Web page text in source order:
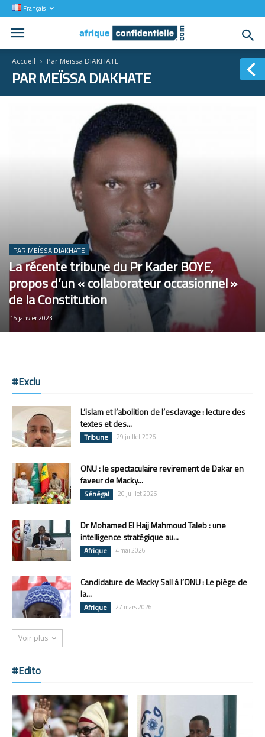
Français
Accueil Par Meïssa DIAKHATE
PAR MEÏSSA DIAKHATE
PAR MEÏSSA DIAKHATE
La récente tribune du Pr Kader BOYE,
propos d’un « collaborateur occasionnel »
de la Constitution
15 janvier 2023
#Exclu
L’islam et l’abolition de l’esclavage : lecture des
textes et des...
Tribune 29 juillet 2026
ONU : le spectaculaire revirement de Dakar en
faveur de Macky...
Sénégal 20 juillet 2026
Dr Mohamed El Hajj Mahmoud Taleb : une
intelligence stratégique au...
Afrique 4 mai 2026
Candidature de Macky Sall à l’ONU : Le piège de
la...
Afrique 27 mars 2026
Voir plus
#Edito